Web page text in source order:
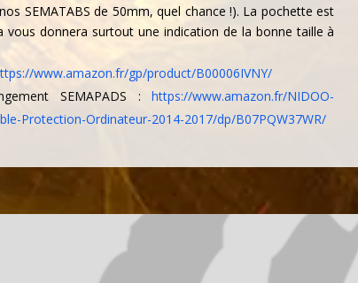
SEMATABS de 50mm, quel chance !). La pochette est
vous donnera surtout une indication de la bonne taille à
www.amazon.fr/gp/product/B00006IVNY/
SEMAPADS :https://www.amazon.fr/NIDOO-
Protection-Ordinateur-2014-2017/dp/B07PQW37WR/